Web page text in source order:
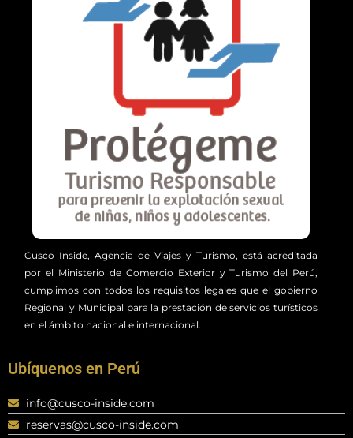
Cusco Inside, Agencia de Viajes y Turismo, está acreditada
por el Ministerio de Comercio Exterior y Turismo del Perú,
cumplimos con todos los requisitos legales que el gobierno
Regional y Municipal para la prestación de servicios turísticos
en el ámbito nacional e internacional.
Ubíquenos en Perú
info@cusco-inside.com
reservas@cusco-inside.com